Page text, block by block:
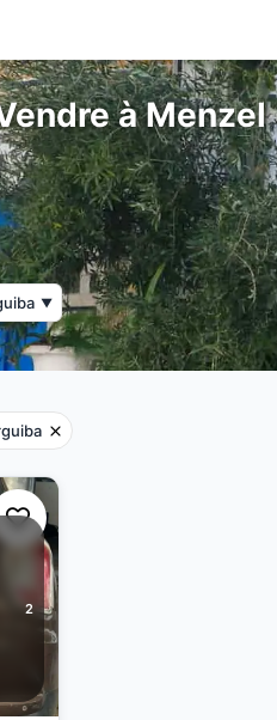
à Menzel
▼
2